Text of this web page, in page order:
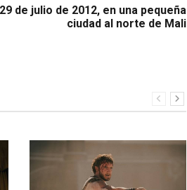
29 de julio de 2012, en una pequeña
ciudad al norte de Mali